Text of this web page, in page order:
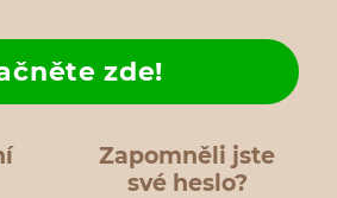
Zapomněli jste
své heslo?
zde!